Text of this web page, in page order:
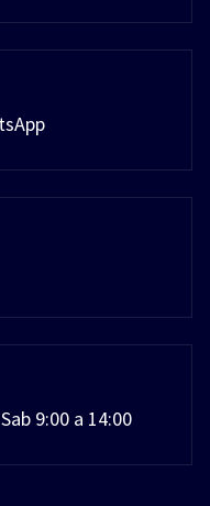
9:00 a 14:00